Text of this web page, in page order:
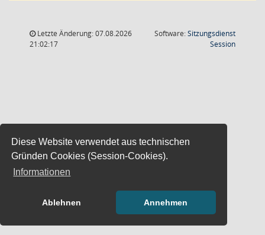
Diese Website verwendet aus technischen
Gründen Cookies (Session-Cookies).
Informationen
Ablehnen Annehmen
Letzte Änderung: 07.08.2026
21:02:17
Software:Sitzungsdienst
Session(Wird in